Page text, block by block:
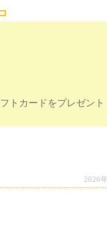
トカードをプレゼント
2026